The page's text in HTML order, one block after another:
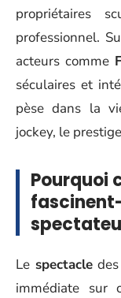
propriétaires
professionnel.
acteurs comme
séculaires et
pèse dans la
jockey, le
Pourquoi
Le spectacledes
immédiate sur